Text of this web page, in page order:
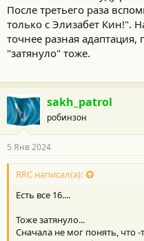
После третьего раза
только с Элизабет Кин!".
точнее разная
"затянуло" тоже.
sakh_patrol
робинзон
5 Янв 2024
RRC написал(а):
Есть все 16....
Тоже затянуло...
Сначала не мог понять, что